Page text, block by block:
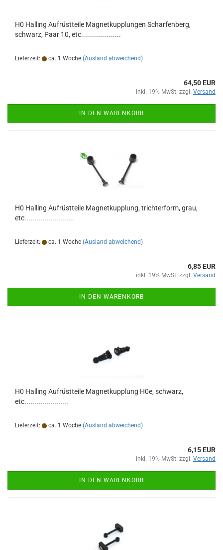
H0 Halling Aufrüstteile Magnetkupplungen Scharfenberg,
schwarz, Paar 10, etc....................
Lieferzeit: ca. 1 Woche (Ausland abweichend)
64,50 EUR
inkl. 19% MwSt. zzgl. Versand
IN DEN WARENKORB
H0 Halling Aufrüstteile Magnetkupplung, trichterform, grau,
etc.........................
Lieferzeit: ca. 1 Woche (Ausland abweichend)
6,85 EUR
inkl. 19% MwSt. zzgl. Versand
IN DEN WARENKORB
H0 Halling Aufrüstteile Magnetkupplung H0e, schwarz,
etc......................
Lieferzeit: ca. 1 Woche (Ausland abweichend)
6,15 EUR
inkl. 19% MwSt. zzgl. Versand
IN DEN WARENKORB